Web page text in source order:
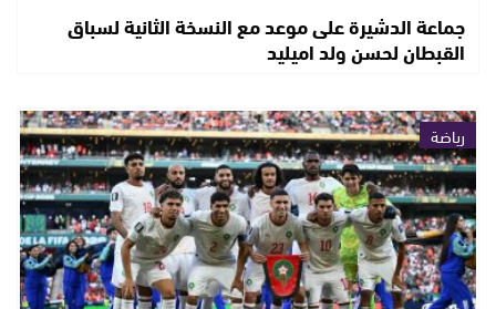
جماعة الدشيرة على موعد مع النسخة الثانية لسباق
القبطان لحسن ولد اميليد
رياضة